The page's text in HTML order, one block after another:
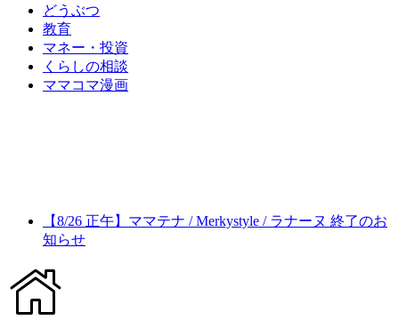
どうぶつ
教育
マネー・投資
くらしの相談
ママコマ漫画
【8/26 正午】ママテナ / Merkystyle / ラナーヌ 終了のお
知らせ